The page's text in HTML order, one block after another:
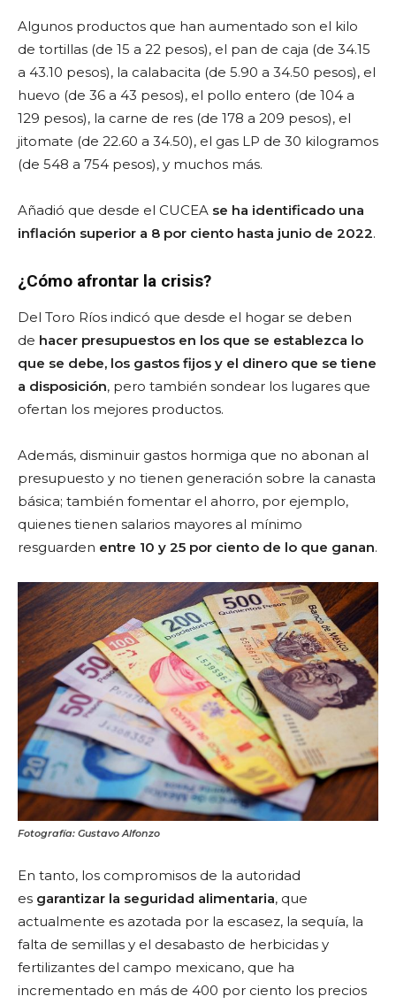
Algunos productos que han aumentado son el kilo
de tortillas (de 15 a 22 pesos), el pan de caja (de 34.15
a 43.10 pesos), la calabacita (de 5.90 a 34.50 pesos), el
huevo (de 36 a 43 pesos), el pollo entero (de 104 a
129 pesos), la carne de res (de 178 a 209 pesos), el
jitomate (de 22.60 a 34.50), el gas LP de 30 kilogramos
(de 548 a 754 pesos), y muchos más.
Añadió que desde el CUCEA se ha identificado una
inflación superior a 8 por ciento hasta junio de 2022.
¿Cómo afrontar la crisis?
Del Toro Ríos indicó que desde el hogar se deben
de hacer presupuestos en los que se establezca lo
que se debe, los gastos fijos y el dinero que se tiene
a disposición, pero también sondear los lugares que
ofertan los mejores productos.
Además, disminuir gastos hormiga que no abonan al
presupuesto y no tienen generación sobre la canasta
básica; también fomentar el ahorro, por ejemplo,
quienes tienen salarios mayores al mínimo
resguarden entre 10 y 25 por ciento de lo que ganan.
Fotografía: Gustavo Alfonzo
En tanto, los compromisos de la autoridad
es garantizar la seguridad alimentaria, que
actualmente es azotada por la escasez, la sequía, la
falta de semillas y el desabasto de herbicidas y
fertilizantes del campo mexicano, que ha
incrementado en más de 400 por ciento los precios